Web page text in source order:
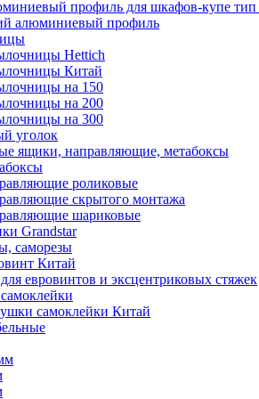
профиль для шкафов-купе
алюминиевый профиль
Hettich
Китай
на 150
на 200
на 300
уголок
ящики, направляющие, метабоксы
роликовые
скрытого монтажа
шариковые
Grandstar
саморезы
Китай
евровинтов и эксцентриковых стяжек
самоклейки Китай